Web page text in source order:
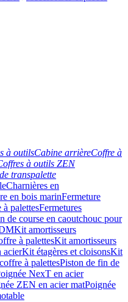
à outilsCabine arrièreCoffre à
à outils ZEN
transpalette
Charnières en
en bois marinFermeture
palettesFermetures
de course en caoutchouc pour
Kit amortisseurs
à palettesKit amortisseurs
acierKit étagères et cloisonsKit
à palettesPiston de fin de
NexT en acier
ZEN en acier matPoignée